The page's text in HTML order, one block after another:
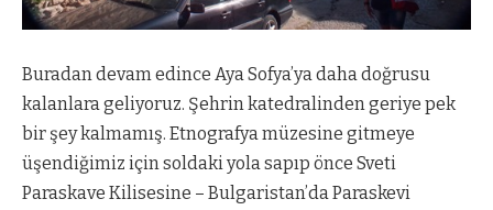
Buradan devam edince Aya Sofya’ya daha doğrusu
kalanlara geliyoruz. Şehrin katedralinden geriye pek
bir şey kalmamış. Etnografya müzesine gitmeye
üşendiğimiz için soldaki yola sapıp önce Sveti
Paraskave Kilisesine – Bulgaristan’da Paraskevi